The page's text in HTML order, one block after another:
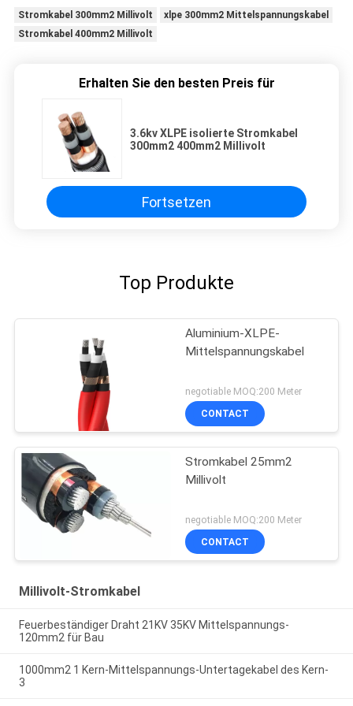
Stromkabel 300mm2 Millivolt
xlpe 300mm2 Mittelspannungskabel
Stromkabel 400mm2 Millivolt
Erhalten Sie den besten Preis für
3.6kv XLPE isolierte Stromkabel
300mm2 400mm2 Millivolt
Fortsetzen
Top Produkte
Aluminium-XLPE-
Mittelspannungskabel
negotiable MOQ:200 Meter
CONTACT
Stromkabel 25mm2
Millivolt
negotiable MOQ:200 Meter
CONTACT
Millivolt-Stromkabel
Feuerbeständiger Draht 21KV 35KV Mittelspannungs-
120mm2 für Bau
1000mm2 1 Kern-Mittelspannungs-Untertagekabel des Kern-
3